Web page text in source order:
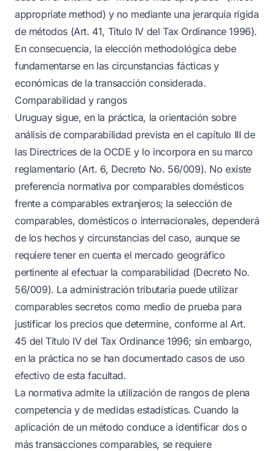
appropriate method) y no mediante una jerarquía rígida
de métodos (Art. 41, Título IV del Tax Ordinance 1996).
En consecuencia, la elección methodológica debe
fundamentarse en las circunstancias fácticas y
económicas de la transacción considerada.
Comparabilidad y rangos
Uruguay sigue, en la práctica, la orientación sobre
análisis de comparabilidad prevista en el capítulo III de
las Directrices de la OCDE y lo incorpora en su marco
reglamentario (Art. 6, Decreto No. 56/009). No existe
preferencia normativa por comparables domésticos
frente a comparables extranjeros; la selección de
comparables, domésticos o internacionales, dependerá
de los hechos y circunstancias del caso, aunque se
requiere tener en cuenta el mercado geográfico
pertinente al efectuar la comparabilidad (Decreto No.
56/009). La administración tributaria puede utilizar
comparables secretos como medio de prueba para
justificar los precios que determine, conforme al Art.
45 del Título IV del Tax Ordinance 1996; sin embargo,
en la práctica no se han documentado casos de uso
efectivo de esta facultad.
La normativa admite la utilización de rangos de plena
competencia y de medidas estadísticas. Cuando la
aplicación de un método conduce a identificar dos o
más transacciones comparables, se requiere